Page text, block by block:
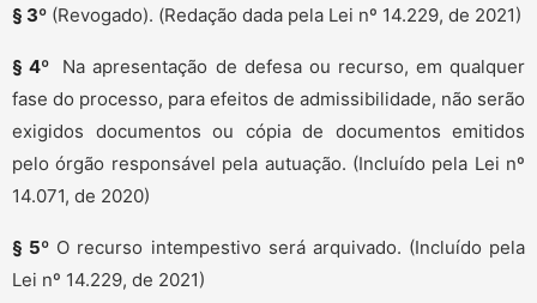
§ 3º (Revogado). (Redação dada pela Lei nº 14.229, de 2021)
§ 4º
Na apresentação de defesa ou recurso, em qualquer
fase do processo, para efeitos de admissibilidade, não serão
exigidos documentos ou cópia de documentos emitidos
pelo órgão responsável pela autuação. (Incluído pela Lei nº
14.071, de 2020)
§ 5º O recurso intempestivo será arquivado. (Incluído pela
Lei nº 14.229, de 2021)